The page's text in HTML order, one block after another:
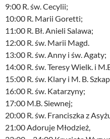
9:00 R. św. Cecylii;
10:00 R. Marii Goretti;
11:00 R. Bł. Anieli Salawa;
12:00 R. św. Marii Magd.
13:00 R. św. Anny i św. Agaty;
14:00 R. św. Teresy Wielk. i
15:00 R. św. Klary i M. B.
16:00 R. św. Katarzyny;
17:00 M.B. Siewnej;
20:00 R. św. Franciszka z
21:00 Adoruje Młodzież,